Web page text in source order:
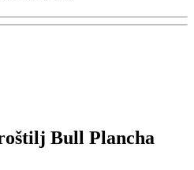
Bull Plancha